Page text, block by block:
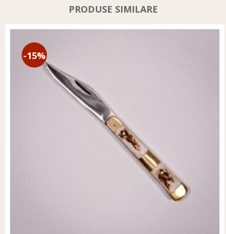
PRODUSE SIMILARE
-15%